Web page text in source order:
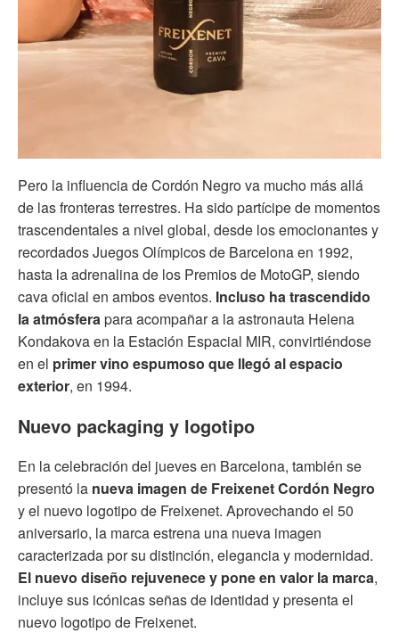
Pero la influencia de Cordón Negro va mucho más allá
de las fronteras terrestres. Ha sido partícipe de momentos
trascendentales a nivel global, desde los emocionantes y
recordados Juegos Olímpicos de Barcelona en 1992,
hasta la adrenalina de los Premios de MotoGP, siendo
cava oficial en ambos eventos. Incluso ha trascendido
la atmósferapara acompañar a la astronauta Helena
Kondakova en la Estación Espacial MIR, convirtiéndose
en el primer vino espumoso que llegó al espacio
exterior, en 1994.
Nuevo packaging y logotipo
En la celebración del jueves en Barcelona, también se
presentó la nueva imagen de Freixenet Cordón Negro
y el nuevo logotipo de Freixenet. Aprovechando el 50
aniversario, la marca estrena una nueva imagen
caracterizada por su distinción, elegancia y modernidad.
El nuevo diseño rejuvenece y pone en valor la marca,
incluye sus icónicas señas de identidad y presenta el
nuevo logotipo de Freixenet.